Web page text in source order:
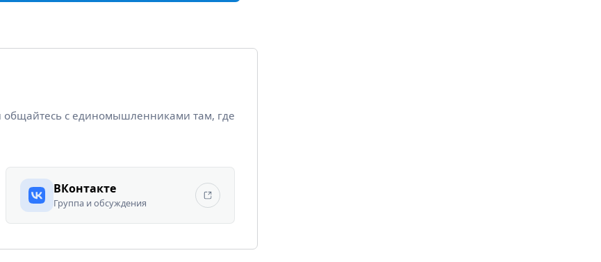
общайтесь с единомышленниками там, где
ВКонтакте
Группа и обсуждения